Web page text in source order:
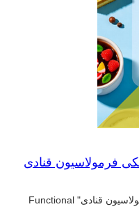
فرمولاسیون قنادی
"افزودنی‌های عملکردی یا مواد کمکی فرمولاسیون قنادی" Functional